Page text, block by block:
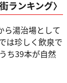
ランキング〉
ら湯治場として
は珍しく飲泉で
ち39本が自然